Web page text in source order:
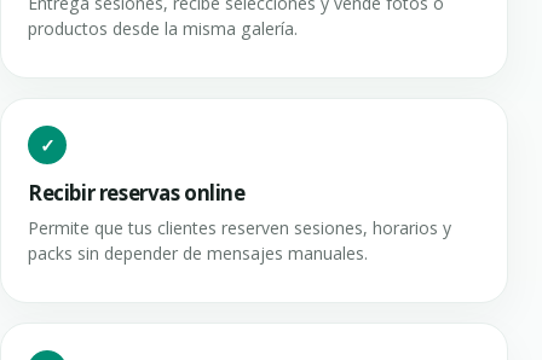
productos desde la misma galería.
Recibir reservas online
Permite que tus clientes reserven sesiones, horarios y
packs sin depender de mensajes manuales.